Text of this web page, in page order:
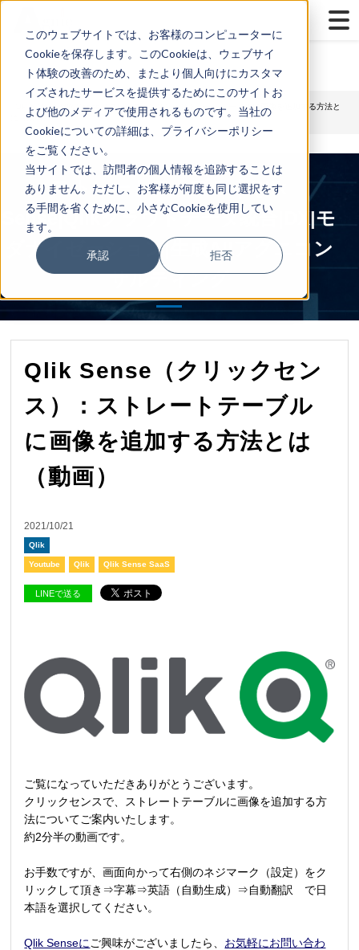
このウェブサイトでは、お客様のコンピューターに
Cookieを保存します。このCookieは、ウェブサイ
ト体験の改善のため、またより個人向けにカスタマ
イズされたサービスを提供するためにこのサイトお
よび他のメディアで使用されるものです。当社の
Cookieについての詳細は、プライバシーポリシー
をご覧ください。
当サイトでは、訪問者の個人情報を追跡することは
ありません。ただし、お客様が何度も同じ選択をす
る手間を省くために、小さなCookieを使用してい
ます。
承認 拒否
> Qlik> Qlik Sense（クリックセンス）：ストレートテーブルに画像を追加する方法と
は（動画）
ストレートテーブル｜Qlik
Sense|Qlikクラウドデータ統合|DX|モ
ダナイゼーション|生成AI|アグニコン
サルティング
Qlik Sense（クリックセン
ス）：ストレートテーブル
に画像を追加する方法とは
（動画）
2021/10/21
Qlik
Youtube Qlik Qlik Sense SaaS
LINEで送る
ご覧になっていただきありがとうございます。
クリックセンスで、ストレートテーブルに画像を追加する方
法についてご案内いたします。
約2分半の動画です。
お手数ですが、画面向かって右側のネジマーク（設定）をク
リックして頂き⇒字幕⇒英語（自動生成）⇒自動翻訳 で日
本語を選択してください。
Qlik Senseに ご興味がございましたら、 お気軽にお問い合わ